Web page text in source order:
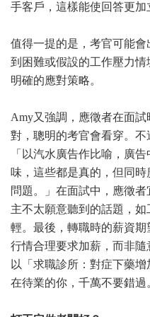
手客戶，這樣能使回答更加
值得一提的是，考官可能
到困難或假設的工作壓力
明確的應對策略。
Amy又強調，應徵者在面
對，聰明的考官會看穿。不
「以汽水廣告作比喻，廣
味，這些都是真的，但同
問題。」在面試中，應徵
主不太願意聽到的話題，
輕。最後，轉職時的薪資
行情合理要求加薪，而非
以「求職診所：對症下藥
在待業的你，千萬不要錯過